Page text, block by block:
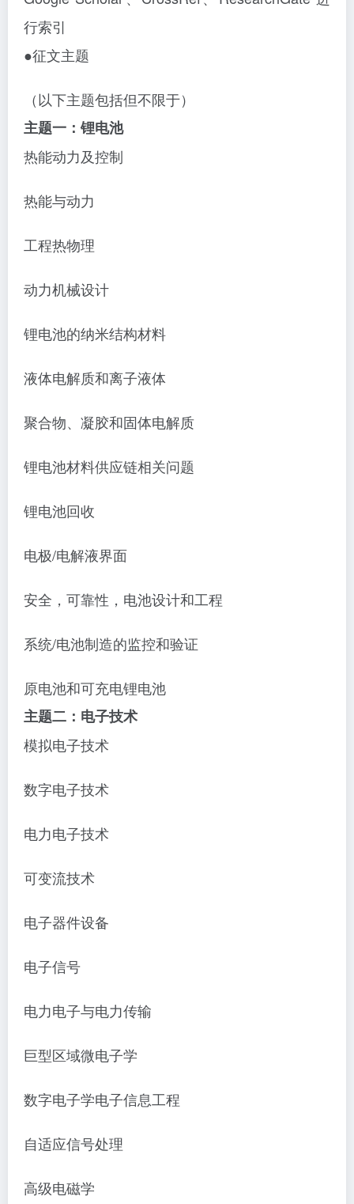
行索引
●征文主题
（以下主题包括但不限于）
主题一：锂电池
热能动力及控制
热能与动力
工程热物理
动力机械设计
锂电池的纳米结构材料
液体电解质和离子液体
聚合物、凝胶和固体电解质
锂电池材料供应链相关问题
锂电池回收
电极/电解液界面
安全，可靠性，电池设计和工程
系统/电池制造的监控和验证
原电池和可充电锂电池
主题二：电子技术
模拟电子技术
数字电子技术
电力电子技术
可变流技术
电子器件设备
电子信号
电力电子与电力传输
巨型区域微电子学
数字电子学电子信息工程
自适应信号处理
高级电磁学